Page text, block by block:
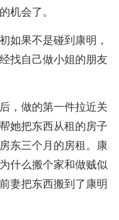
机会了。
如果不是碰到康明，
找自己做小姐的朋友
，做的第一件拉近关
她把东西从租的房子
东三个月的房租。康
什么搬个家和做贼似
妻把东西搬到了康明